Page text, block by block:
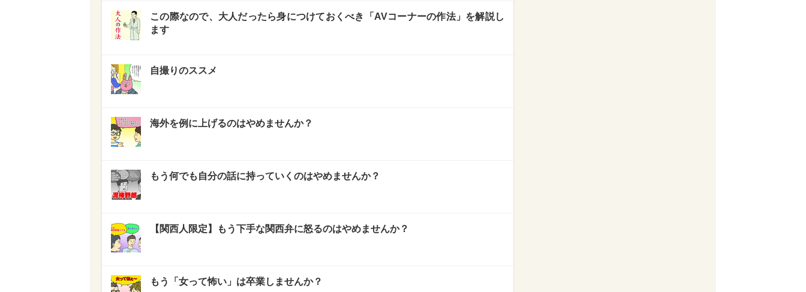
この際なので、大人だったら身につけておくべき「AVコーナーの作法」を解説し
ます
自撮りのススメ
海外を例に上げるのはやめませんか？
もう何でも自分の話に持っていくのはやめませんか？
【関西人限定】もう下手な関西弁に怒るのはやめませんか？
もう「女って怖い」は卒業しませんか？